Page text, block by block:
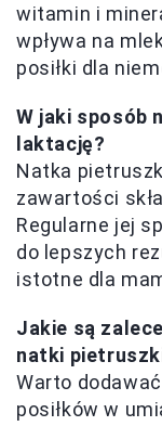
witamin i
wpływa na
posiłki dla
W jaki sposób
laktację?
Natka
zawartości
Regularne jej
do lepszych
istotne dla
Jakie są
natki
Warto
posiłków w